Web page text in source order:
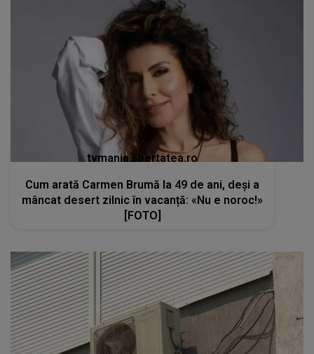
tvmania.libertatea.ro
Cum arată Carmen Brumă la 49 de ani, deși a
mâncat desert zilnic în vacanță: «Nu e noroc!»
[FOTO]